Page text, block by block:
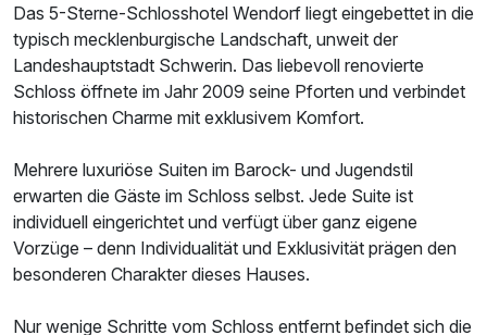
Ausstattung
Zusatznächte
Für 4 Tage p.P. ab329,00 €
Das 5-Sterne-Schlosshotel Wendorf liegt eingebettet in die
typisch mecklenburgische Landschaft, unweit der
Landeshauptstadt Schwerin. Das liebevoll renovierte
Schloss öffnete im Jahr 2009 seine Pforten und verbindet
historischen Charme mit exklusivem Komfort.
Mehrere luxuriöse Suiten im Barock- und Jugendstil
erwarten die Gäste im Schloss selbst. Jede Suite ist
individuell eingerichtet und verfügt über ganz eigene
Vorzüge – denn Individualität und Exklusivität prägen den
besonderen Charakter dieses Hauses.
Nur wenige Schritte vom Schloss entfernt befindet sich die